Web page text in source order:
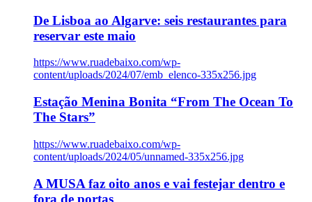
De Lisboa ao Algarve: seis restaurantes para
reservar este maio
https://www.ruadebaixo.com/wp-
content/uploads/2024/07/emb_elenco-335x256.jpg
Estação Menina Bonita “From The Ocean To
The Stars”
https://www.ruadebaixo.com/wp-
content/uploads/2024/05/unnamed-335x256.jpg
A MUSA faz oito anos e vai festejar dentro e
fora de portas